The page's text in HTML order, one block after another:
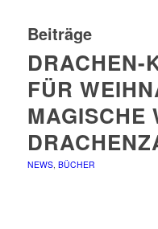
Beiträge
DRACHEN-
FÜR
MAGISCHE
NEWS, BÜCHER